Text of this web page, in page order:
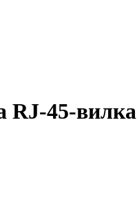
RJ-45-